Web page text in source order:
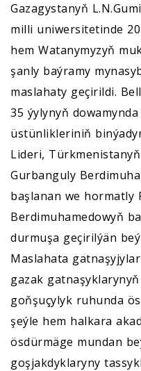
Gazagystanyň
milli uniwersitetinde
hem Watanymyzyň
şanly baýramy
maslahaty geçirildi.
35 ýylynyň
üstünlikleriniň
Lideri,
Gurbanguly
başlanan we hormatly
Berdimuhamedowyň
durmuşa geçirilýän
Maslahata
gazak
goňşuçylyk ruhunda
şeýle hem halkara
ösdürmäge mundan
goşjakdyklaryny